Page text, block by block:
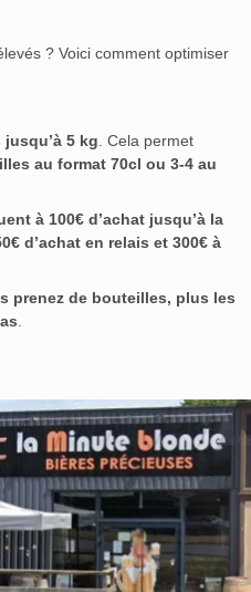
? Voici comment optimiser
5 kg . Cela permet
au format 70cl ou 3-4 au
à 100€ d’achat jusqu’à la
d’achat en relais et 300€ à
prenez de bouteilles, plus les